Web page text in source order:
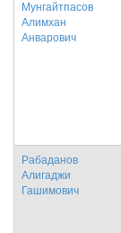
Мунгайтпасов
Алимхан
Анварович
Рабаданов
Алигаджи
Гашимович